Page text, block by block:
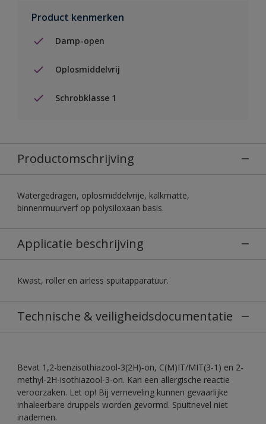
Product kenmerken
Damp-open
Oplosmiddelvrij
Schrobklasse 1
Productomschrijving
Watergedragen, oplosmiddelvrije, kalkmatte,
binnenmuurverf op polysiloxaan basis.
Applicatie beschrijving
Kwast, roller en airless spuitapparatuur.
Technische & veiligheidsdocumentatie
Bevat 1,2-benzisothiazool-3(2H)-on, C(M)IT/MIT(3-1) en 2-
methyl-2H-isothiazool-3-on. Kan een allergische reactie
veroorzaken. Let op! Bij verneveling kunnen gevaarlijke
inhaleerbare druppels worden gevormd. Spuitnevel niet
inademen.